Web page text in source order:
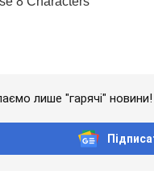
лише "гарячі" новини!